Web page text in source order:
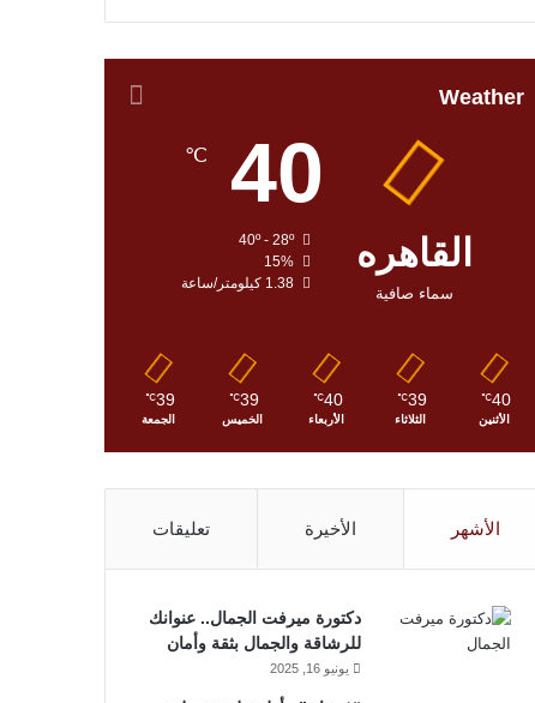
Weather
القاهره
سماء صافية
40
℃
40º - 28º
15%
1.38 كيلومتر/ساعة
40
℃
الأثنين
39
℃
الثلاثاء
40
℃
الأربعاء
39
℃
الخميس
39
℃
الجمعة
الأشهر الأخيرة تعليقات
دكتورة ميرفت الجمال.. عنوانك
للرشاقة والجمال بثقة وأمان
يونيو 16, 2025